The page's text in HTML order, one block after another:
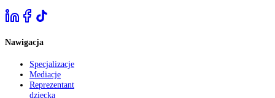
Nawigacja
Specjalizacje
Mediacje
Reprezentant
dziecka